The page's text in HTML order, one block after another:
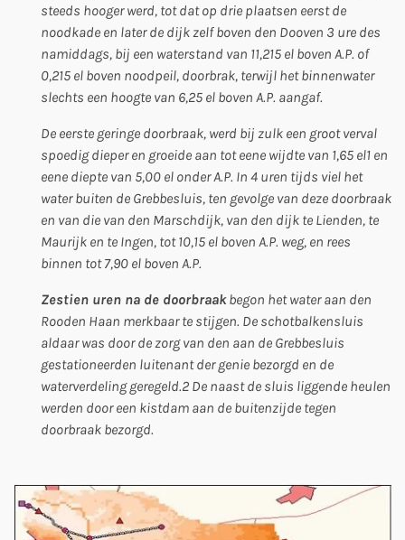
steeds hooger werd, tot dat op drie plaatsen eerst de
noodkade en later de dijk zelf boven den Dooven 3 ure des
namiddags, bij een waterstand van 11,215 el boven A.P. of
0,215 el boven noodpeil, doorbrak, terwijl het binnenwater
slechts een hoogte van 6,25 el boven A.P. aangaf.
De eerste geringe doorbraak, werd bij zulk een groot verval
spoedig dieper en groeide aan tot eene wijdte van 1,65 el1 en
eene diepte van 5,00 el onder A.P. In 4 uren tijds viel het
water buiten de Grebbesluis, ten gevolge van deze doorbraak
en van die van den Marschdijk, van den dijk te Lienden, te
Maurijk en te Ingen, tot 10,15 el boven A.P. weg, en rees
binnen tot 7,90 el boven A.P.
Zestien uren na de doorbraakbegon het water aan den
Rooden Haan merkbaar te stijgen. De schotbalkensluis
aldaar was door de zorg van den aan de Grebbesluis
gestationeerden luitenant der genie bezorgd en de
waterverdeling geregeld.2 De naast de sluis liggende heulen
werden door een kistdam aan de buitenzijde tegen
doorbraak bezorgd.